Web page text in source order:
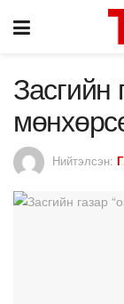
Засгийн
Нийтэлсэн: